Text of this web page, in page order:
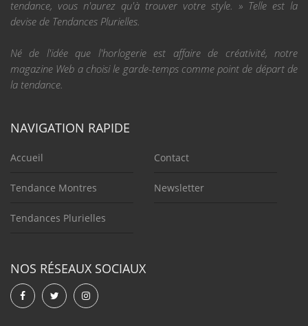
tendance, vous n'aurez qu'à trouver votre style. » Telle est la
devise de Tendances Plurielles.
Né de l'idée que l'horlogerie est affaire de créativité, notre
magazine Web a choisi le garde-temps comme point de départ de
la tendance.
NAVIGATION RAPIDE
Accueil
Tendance Montres
Tendances Plurielles
Contact
Newsletter
NOS RÉSEAUX SOCIAUX